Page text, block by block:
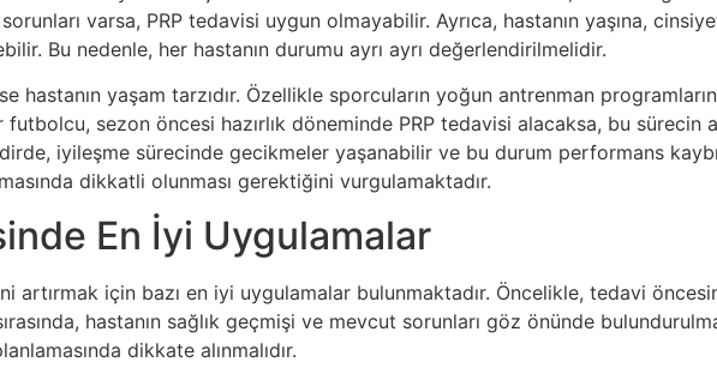
sorunları varsa, PRP tedavisi uygun olmayabilir. Ayrıca, hastanın yaşına,
Bu nedenle, her hastanın durumu ayrı ayrı değerlendirilmelidir.
hastanın yaşam tarzıdır. Özellikle sporcuların yoğun antrenman
sezon öncesi hazırlık döneminde PRP tedavisi alacaksa, bu sürecin
iyileşme sürecinde gecikmeler yaşanabilir ve bu durum performans
dikkatli olunması gerektiğini vurgulamaktadır.
En İyi Uygulamalar
artırmak için bazı en iyi uygulamalar bulunmaktadır. Öncelikle, tedavi
hastanın sağlık geçmişi ve mevcut sorunları göz önünde
dikkate alınmalıdır.